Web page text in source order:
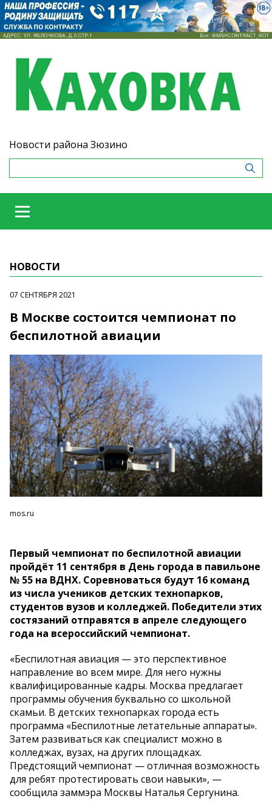
Новости района Зюзино
НОВОСТИ
07 СЕНТЯБРЯ 2021
В Москве состоится чемпионат по
беспилотной авиации
mos.ru
Первый чемпионат по беспилотной авиации
пройдёт 11 сентября в День города в павильоне
№ 55 на ВДНХ. Соревноваться будут 16 команд
из числа учеников детских технопарков,
студентов вузов и колледжей. Победители этих
состязаний отправятся в апреле следующего
года на всероссийский чемпионат.
«Беспилотная авиация — это перспективное
направление во всем мире. Для него нужны
квалифицированные кадры. Москва предлагает
программы обучения буквально со школьной
скамьи. В детских технопарках города есть
программа «Беспилотные летательные аппараты».
Затем развиваться как специалист можно в
колледжах, вузах, на других площадках.
Предстоящий чемпионат — отличная возможность
для ребят протестировать свои навыки», —
сообщила заммэра Москвы Наталья Сергунина.